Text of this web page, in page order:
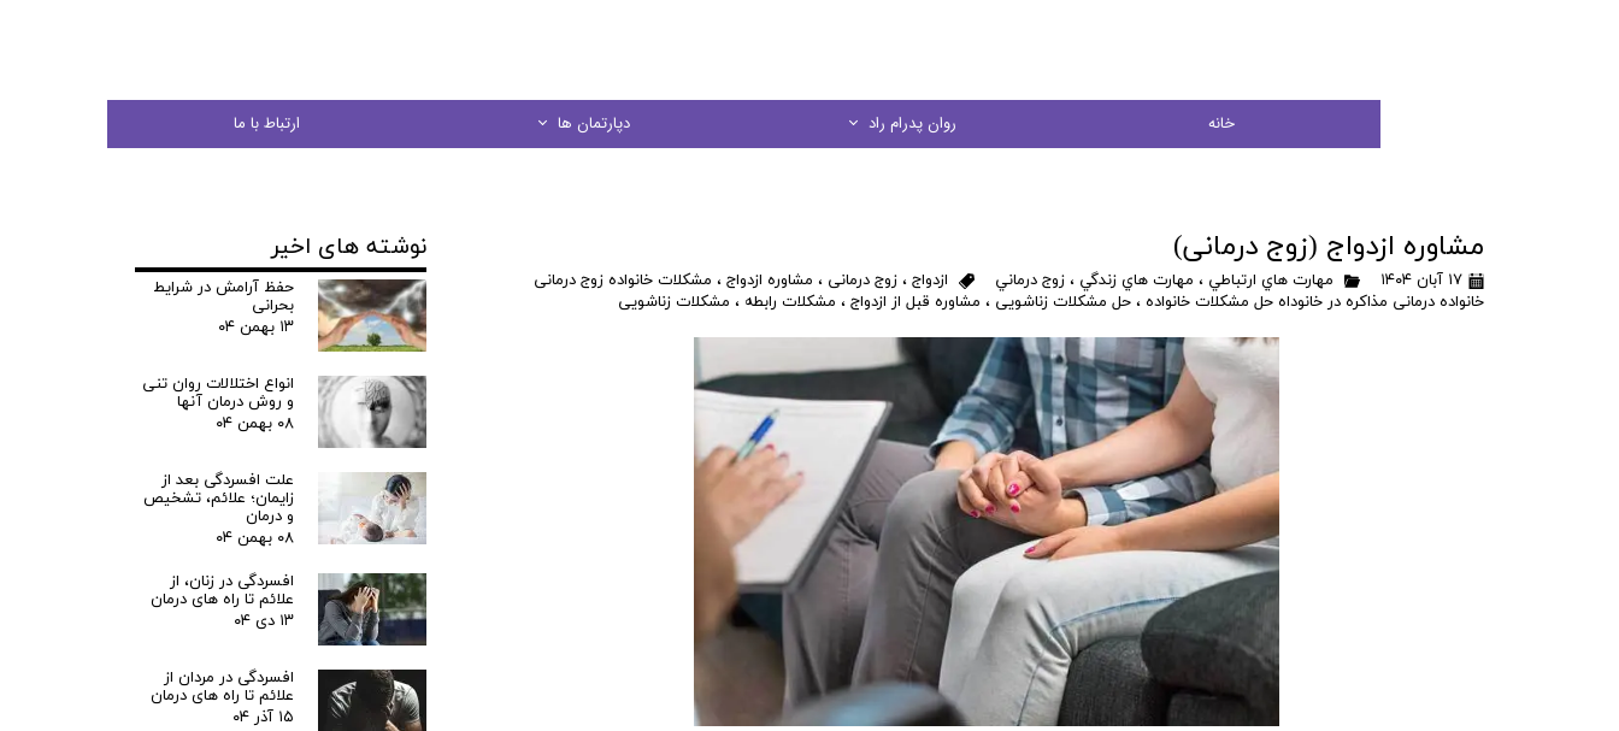
خانه روان پدرام راد
در يك نگاه
دپارتمان ها
مشاوره فردی
ارتباط با ما
مشاوره ازدواج (زوج درمانی)
۱۷ آبان ۱۴۰۴ مهارت هاي ارتباطي ، مهارت هاي زندگي ، زوج درماني ازدواج ، زوج درمانی ، مشاوره ازدواج ، مشکلات خانواده زوج درمانی
خانواده درمانی مذاکره در خانوداه حل مشکلات خانواده ، حل مشکلات زناشویی ، مشاوره قبل از ازدواج ، مشکلات رابطه ، مشکلات زناشویی
نوشته های اخیر
حفظ آرامش در شرایط
بحرانی
۱۳ بهمن ۰۴
انواع اختلالات روان تنی
و روش درمان آنها
۰۸ بهمن ۰۴
علت افسردگی بعد از
زایمان؛ علائم، تشخیص
و درمان
۰۸ بهمن ۰۴
افسردگی در زنان، از
علائم تا راه های درمان
۱۳ دی ۰۴
افسردگی در مردان از
علائم تا راه های درمان
۱۵ آذر ۰۴